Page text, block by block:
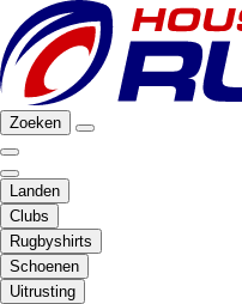
Zoeken
Landen
Clubs
Rugbyshirts
Schoenen
Uitrusting